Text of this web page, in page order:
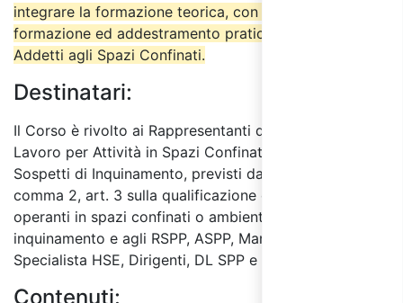
integrare la formazione teorica, con l’attività di
formazione ed addestramento pratico previsti per gli
Addetti agli Spazi Confinati.
Destinatari:
Il Corso è rivolto ai Rappresentanti del Datore di
Lavoro per Attività in Spazi Confinati o Ambienti
Sospetti di Inquinamento, previsti dal D.P.R. 177/11 al
comma 2, art. 3 sulla qualificazione delle imprese
operanti in spazi confinati o ambienti con sospetto
inquinamento e agli RSPP, ASPP, Manager HSE e
Specialista HSE, Dirigenti, DL SPP e CSP/CSE.
Contenuti: